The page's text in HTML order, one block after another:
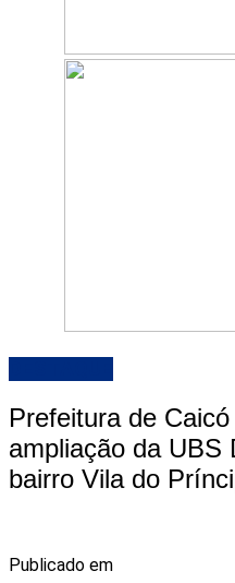
Prefeitura de
ampliação da UBS
bairro Vila do
Publicado em